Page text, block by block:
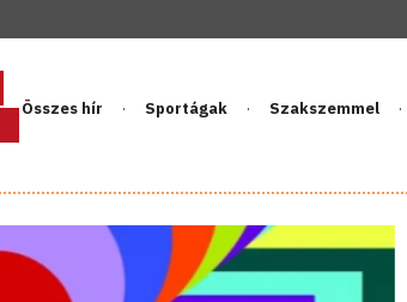
Összes hír Sportágak Szakszemmel